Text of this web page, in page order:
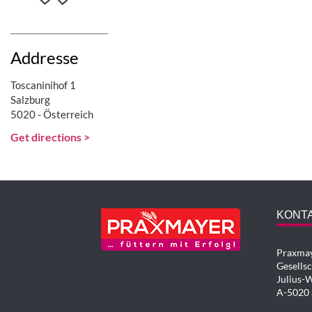
Addresse
Toscaninihof 1
Salzburg
5020 - Österreich
Get directions >
Julius-
A-5020